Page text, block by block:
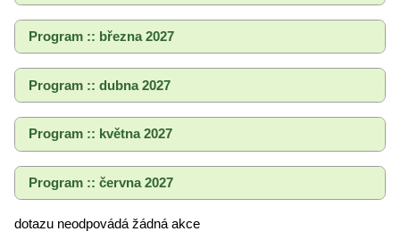
Program :: března 2027
Program :: dubna 2027
Program :: května 2027
Program :: června 2027
dotazu neodpovádá žádná akce